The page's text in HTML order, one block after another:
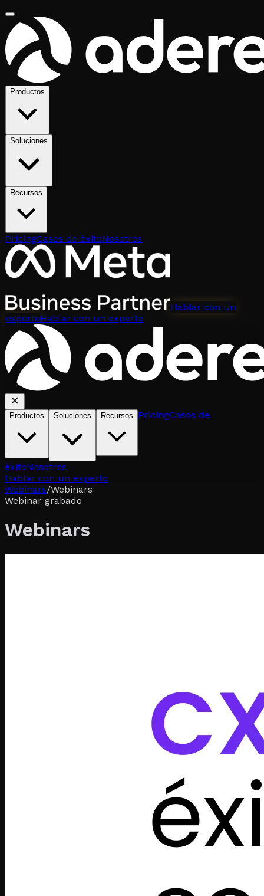
Productos
Soluciones
Recursos
PricingCasos de éxitoNosotros
Hablar con un
expertoHablar con un experto
Productos Soluciones Recursos PricingCasos de
éxitoNosotros
Hablar con un experto
Webinars/Webinars
Webinar grabado
Webinars